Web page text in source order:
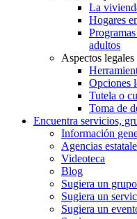
La
Hogares
adultos
Aspectos legales
Opciones
Tutela o
Toma de
Encuentra servicios,
Información
Agencias
Videoteca
Blog
Sugiera un
Sugiera un
Sugiera un